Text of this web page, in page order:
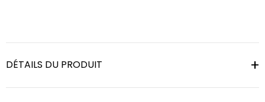
DÉTAILS DU PRODUIT